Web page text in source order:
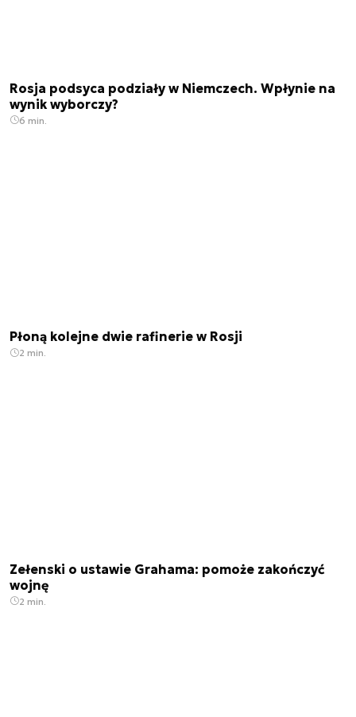
Rosja podsyca podziały w Niemczech. Wpłynie na
wynik wyborczy?
6 min.
Płoną kolejne dwie rafinerie w Rosji
2 min.
Zełenski o ustawie Grahama: pomoże zakończyć
wojnę
2 min.